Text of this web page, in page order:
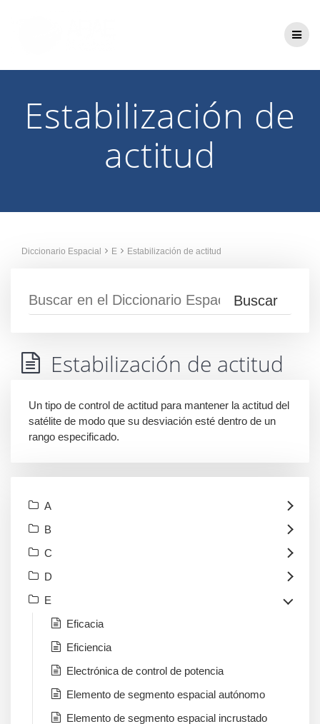
Estabilización de
actitud
Diccionario Espacial E Estabilización de actitud
Estabilización de actitud
Un tipo de control de actitud para mantener la actitud del
satélite de modo que su desviación esté dentro de un
rango especificado.
A
B
C
D
E
Eficacia
Eficiencia
Electrónica de control de potencia
Elemento de segmento espacial autónomo
Elemento de segmento espacial incrustado